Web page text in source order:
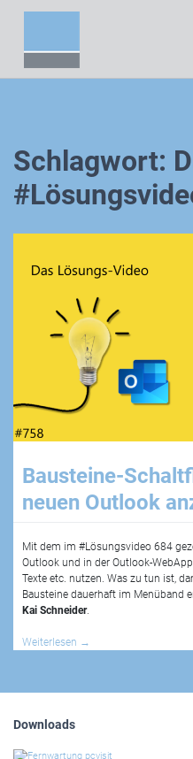
Schlagwort:
Bausteine-
neuen Outlook
Mit dem im #Lösungsvideo 684
Outlook und in der Outlook-
Texte etc. nutzen. Was zu tun ist,
Bausteine dauerhaft im Menüband
Kai Schneider.
Weiterlesen →
Downloads